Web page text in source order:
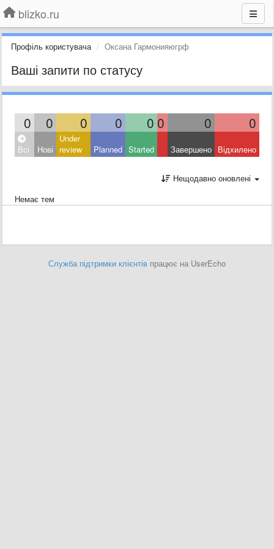
blizko.ru
Профіль користувача Оксана Гармонияюгрф
Ваші запити по статусу
0 0 0 0 0 0 0 0
Всі Нові
Under
review
Planned Started Завершено Відхилено
Нещодавно оновлені
Немає тем
Служба підтримки клієнтів працює на UserEcho